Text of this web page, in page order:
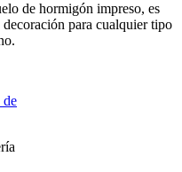
de hormigón impreso, es
para cualquier tipo